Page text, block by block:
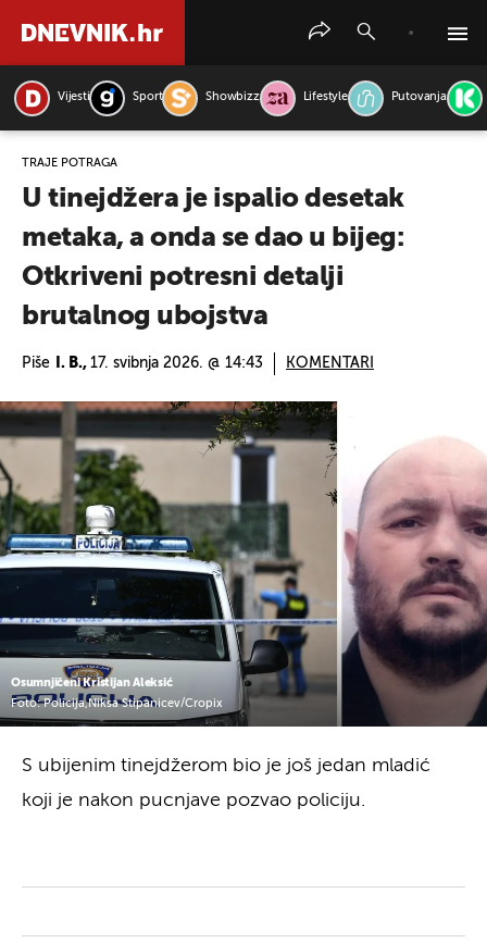
Vijesti Sport Showbizz Lifestyle Putovanja
TRAJE POTRAGA
U tinejdžera je ispalio desetak
metaka, a onda se dao u bijeg:
Otkriveni potresni detalji
brutalnog ubojstva
Piše I. B., 17. svibnja 2026. @ 14:43 KOMENTARI
Osumnjičeni Kristijan Aleksić
Foto: Policija,Niksa Stipanicev/Cropix
S ubijenim tinejdžerom bio je još jedan mladić
koji je nakon pucnjave pozvao policiju.
PRETRAŽITE VIJESTI